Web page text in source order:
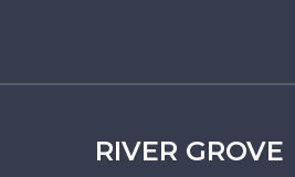
RIVER GROVE